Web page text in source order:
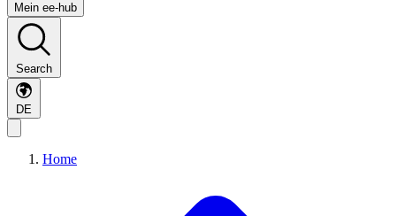
Mein ee-hub
Search
DE
Home